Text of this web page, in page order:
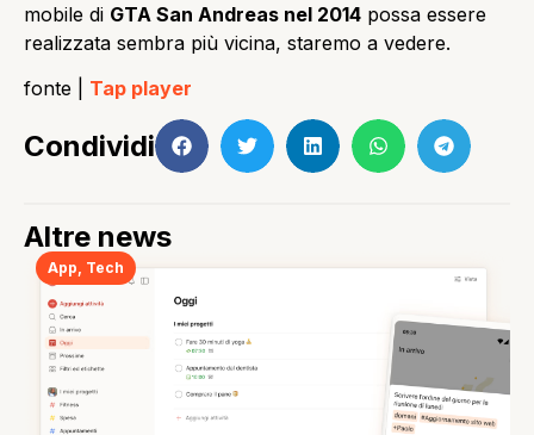
mobile di GTA San Andreas nel 2014 possa essere
realizzata sembra più vicina, staremo a vedere.
fonte | Tap player
Condividi
Altre news
App, Tech